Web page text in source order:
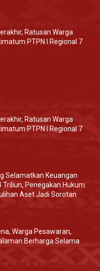
Ratusan Warga
PTPN I Regional 7
Ratusan Warga
PTPN I Regional 7
Selamatkan Keuangan
Triliun, Penegakan Hukum
Aset Jadi Sorotan
Warga Pesawaran,
Berharga Selama